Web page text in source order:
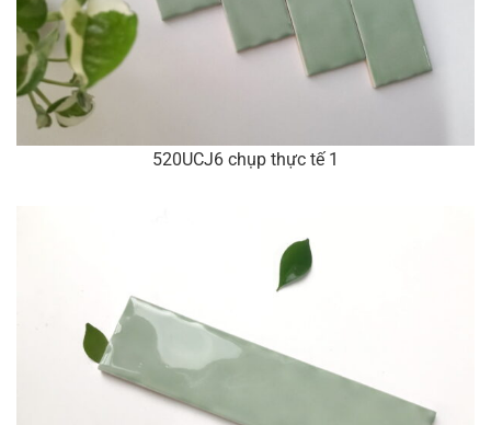
520UCJ6 chụp thực tế 1